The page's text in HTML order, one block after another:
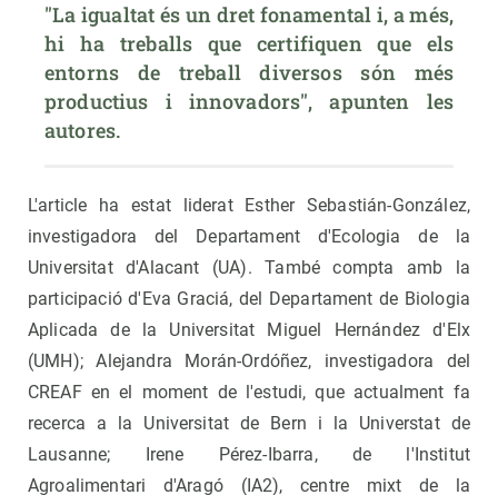
"La igualtat és un dret fonamental i, a més,
hi ha treballs que certifiquen que els
entorns de treball diversos són més
productius i innovadors", apunten les
autores.
L'article ha estat liderat Esther Sebastián-González,
investigadora del Departament d'Ecologia de la
Universitat d'Alacant (UA). També compta amb la
participació d'Eva Graciá, del Departament de Biologia
Aplicada de la Universitat Miguel Hernández d'Elx
(UMH); Alejandra Morán-Ordóñez, investigadora del
CREAF en el moment de l'estudi, que actualment fa
recerca a la Universitat de Bern i la Universtat de
Lausanne; Irene Pérez-Ibarra, de l'Institut
Agroalimentari d'Aragó (IA2), centre mixt de la